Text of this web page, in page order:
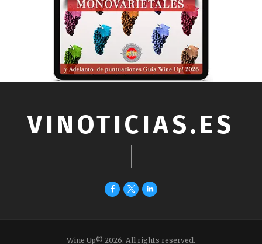
VINOTICIAS.ES
Wine Up© 2026. All rights reserved.